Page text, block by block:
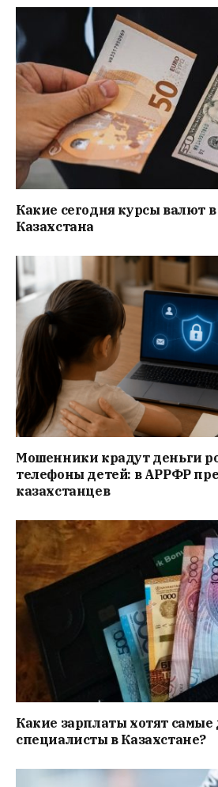
Какие сегодня курсы валют
Казахстана
Мошенники крадут деньги
телефоны детей: в АРРФР
казахстанцев
Какие зарплаты хотят самые
специалисты в Казахстане?